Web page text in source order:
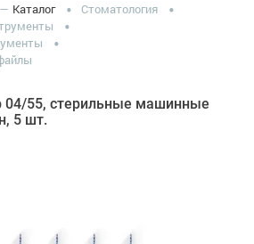
Каталог
Стоматология
04/55, стерильные машинные
5 шт.